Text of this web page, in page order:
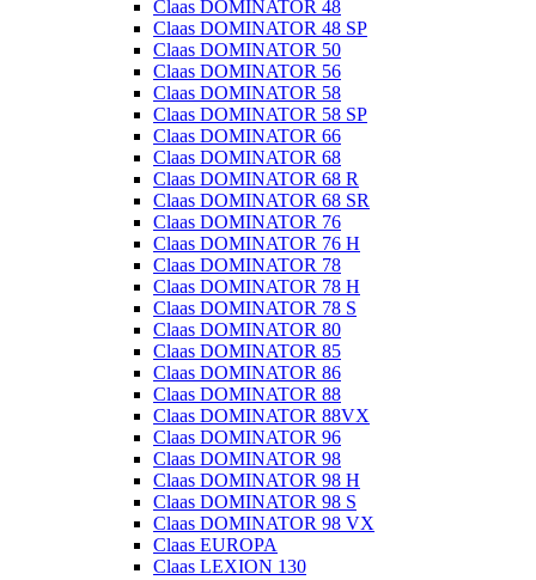
Claas DOMINATOR 48
Claas DOMINATOR 48 SP
Claas DOMINATOR 50
Claas DOMINATOR 56
Claas DOMINATOR 58
Claas DOMINATOR 58 SP
Claas DOMINATOR 66
Claas DOMINATOR 68
Claas DOMINATOR 68 R
Claas DOMINATOR 68 SR
Claas DOMINATOR 76
Claas DOMINATOR 76 H
Claas DOMINATOR 78
Claas DOMINATOR 78 H
Claas DOMINATOR 78 S
Claas DOMINATOR 80
Claas DOMINATOR 85
Claas DOMINATOR 86
Claas DOMINATOR 88
Claas DOMINATOR 88VX
Claas DOMINATOR 96
Claas DOMINATOR 98
Claas DOMINATOR 98 H
Claas DOMINATOR 98 S
Claas DOMINATOR 98 VX
Claas EUROPA
Claas LEXION 130